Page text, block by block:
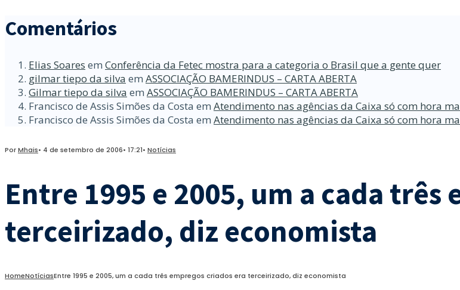
Comentários
Elias Soares em Conferência da Fetec mostra para a categoria o Brasil que a gente quer
gilmar tiepo da silva em ASSOCIAÇÃO BAMERINDUS – CARTA ABERTA
Gilmar tiepo da silva em ASSOCIAÇÃO BAMERINDUS – CARTA ABERTA
Francisco de Assis Simões da Costa em Atendimento nas agências da Caixa só com hora
Francisco de Assis Simões da Costa em Atendimento nas agências da Caixa só com hora
PorMhais• 4 de setembro de 2006• 17:21• Notícias
Entre 1995 e 2005, um a cada três
terceirizado, diz economista
HomeNotíciasEntre 1995 e 2005, um a cada três empregos criados era terceirizado, diz economista